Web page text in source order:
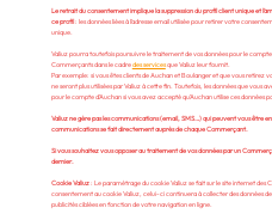
Le retrait du consentement implique la suppression du profil client unique et
ce profil: les données liées à l’adresse email utilisée pour retirer votre
unique.
Valiuz pourra toutefois poursuivre le traitement de vos données pour le
Commerçants dans le cadredes servicesque Valiuz leur fournit.
Par exemple: si vous êtes clients de Auchan et Boulanger et que vous retirez
ne seront plus utilisées par Valiuz à cette fin. Toutefois, les données que vous
pour le compte d’Auchan si vous avez accepté qu’Auchan utilise ces données
Valiuz ne gère pas les communications (email, SMS…) qui peuvent vous être
communications se fait directement auprès de chaque Commerçant.
Si vous souhaitez vous opposer au traitement de vos données par un
dernier.
Cookie Valiuz: Le paramétrage du cookie Valiuz se fait sur le site internet
consentement au cookie Valiuz, celui-ci continuera à collecter des données
publicités ciblées en fonction de votre navigation en ligne.